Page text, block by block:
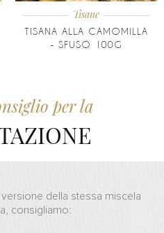
Tisane
TISANA ALLA CAMOMILLA
- SFUSO 100G
per la
della stessa miscela
consigliamo: